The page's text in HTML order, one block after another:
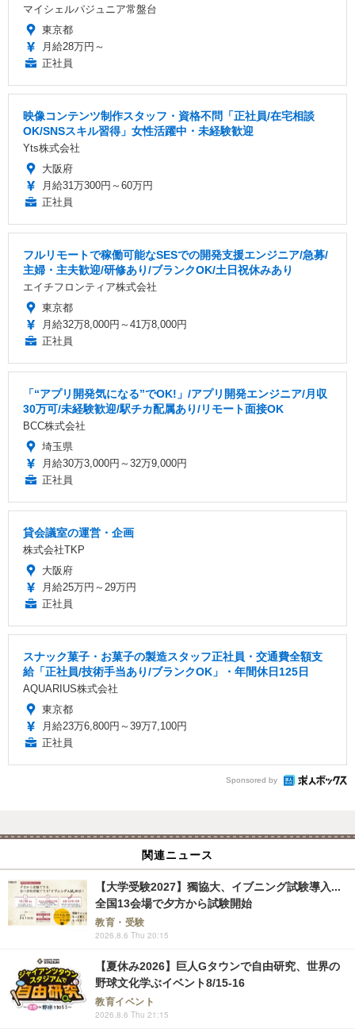
マイシェルパジュニア常盤台
東京都
月給28万円～
正社員
映像コンテンツ制作スタッフ・資格不問「正社員/在宅相談
OK/SNSスキル習得」女性活躍中・未経験歓迎
Yts株式会社
大阪府
月給31万300円～60万円
正社員
フルリモートで稼働可能なSESでの開発支援エンジニア/急募/
主婦・主夫歓迎/研修あり/ブランクOK/土日祝休みあり
エイチフロンティア株式会社
東京都
月給32万8,000円～41万8,000円
正社員
「“アプリ開発気になる”でOK!」/アプリ開発エンジニア/月収
30万可/未経験歓迎/駅チカ配属あり/リモート面接OK
BCC株式会社
埼玉県
月給30万3,000円～32万9,000円
正社員
貸会議室の運営・企画
株式会社TKP
大阪府
月給25万円～29万円
正社員
スナック菓子・お菓子の製造スタッフ正社員・交通費全額支
給「正社員/技術手当あり/ブランクOK」・年間休日125日
AQUARIUS株式会社
東京都
月給23万6,800円～39万7,100円
正社員
Sponsored by
関連ニュース
【大学受験2027】獨協大、イブニング試験導入...
全国13会場で夕方から試験開始
教育・受験
2026.8.6 Thu 20:15
【夏休み2026】巨人Gタウンで自由研究、世界の
野球文化学ぶイベント8/15-16
教育イベント
2026.8.6 Thu 21:15